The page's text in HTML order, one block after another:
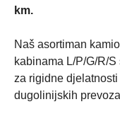
km.
Naš asortiman
kabinama L/P/G/R/
za rigidne
dugolinijskih